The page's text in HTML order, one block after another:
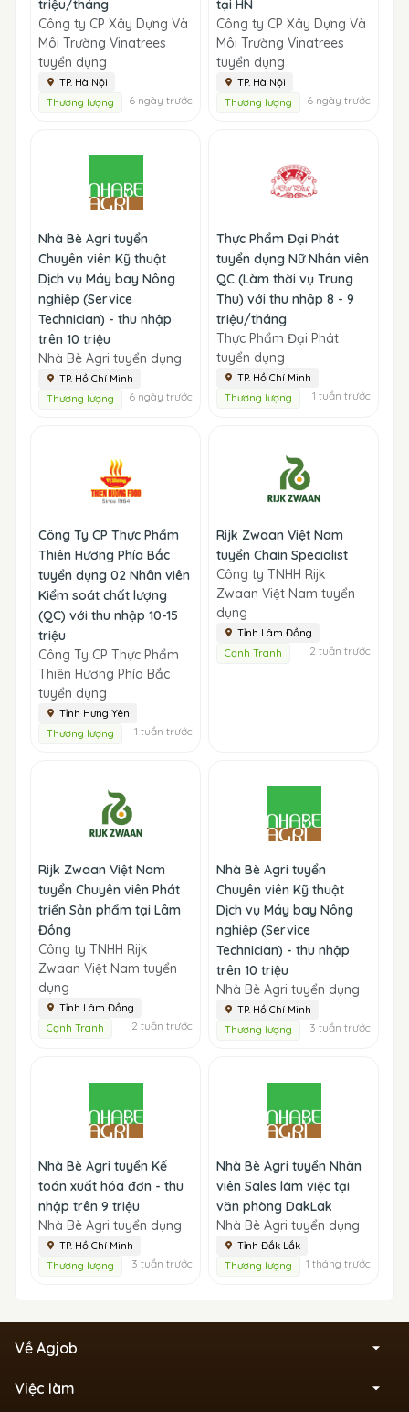
triệu/tháng
Công ty CP Xây Dựng Và
Môi Trường Vinatrees
tuyển dụng
TP. Hà Nội
Thương lượng
6 ngày trước
tại HN
Công ty CP Xây Dựng Và
Môi Trường Vinatrees
tuyển dụng
TP. Hà Nội
Thương lượng
6 ngày trước
Nhà Bè Agri tuyển
Chuyên viên Kỹ thuật
Dịch vụ Máy bay Nông
nghiệp (Service
Technician) - thu nhập
trên 10 triệu
Nhà Bè Agri tuyển dụng
TP. Hồ Chí Minh
Thương lượng
6 ngày trước
Thực Phẩm Đại Phát
tuyển dụng Nữ Nhân viên
QC (Làm thời vụ Trung
Thu) với thu nhập 8 - 9
triệu/tháng
Thực Phẩm Đại Phát
tuyển dụng
TP. Hồ Chí Minh
Thương lượng
1 tuần trước
Công Ty CP Thực Phẩm
Thiên Hương Phía Bắc
tuyển dụng 02 Nhân viên
Kiểm soát chất lượng
(QC) với thu nhập 10-15
triệu
Công Ty CP Thực Phẩm
Thiên Hương Phía Bắc
tuyển dụng
Tỉnh Hưng Yên
Thương lượng
1 tuần trước
Rijk Zwaan Việt Nam
tuyển Chain Specialist
Công ty TNHH Rijk
Zwaan Việt Nam tuyển
dụng
Tỉnh Lâm Đồng
Cạnh Tranh
2 tuần trước
Rijk Zwaan Việt Nam
tuyển Chuyên viên Phát
triển Sản phẩm tại Lâm
Đồng
Công ty TNHH Rijk
Zwaan Việt Nam tuyển
dụng
Tỉnh Lâm Đồng
Cạnh Tranh
2 tuần trước
Nhà Bè Agri tuyển
Chuyên viên Kỹ thuật
Dịch vụ Máy bay Nông
nghiệp (Service
Technician) - thu nhập
trên 10 triệu
Nhà Bè Agri tuyển dụng
TP. Hồ Chí Minh
Thương lượng
3 tuần trước
Nhà Bè Agri tuyển Kế
toán xuất hóa đơn - thu
nhập trên 9 triệu
Nhà Bè Agri tuyển dụng
TP. Hồ Chí Minh
Thương lượng
3 tuần trước
Nhà Bè Agri tuyển Nhân
viên Sales làm việc tại
văn phòng DakLak
Nhà Bè Agri tuyển dụng
Tỉnh Đắk Lắk
Thương lượng
1 tháng trước
Về Agjob
Việc làm